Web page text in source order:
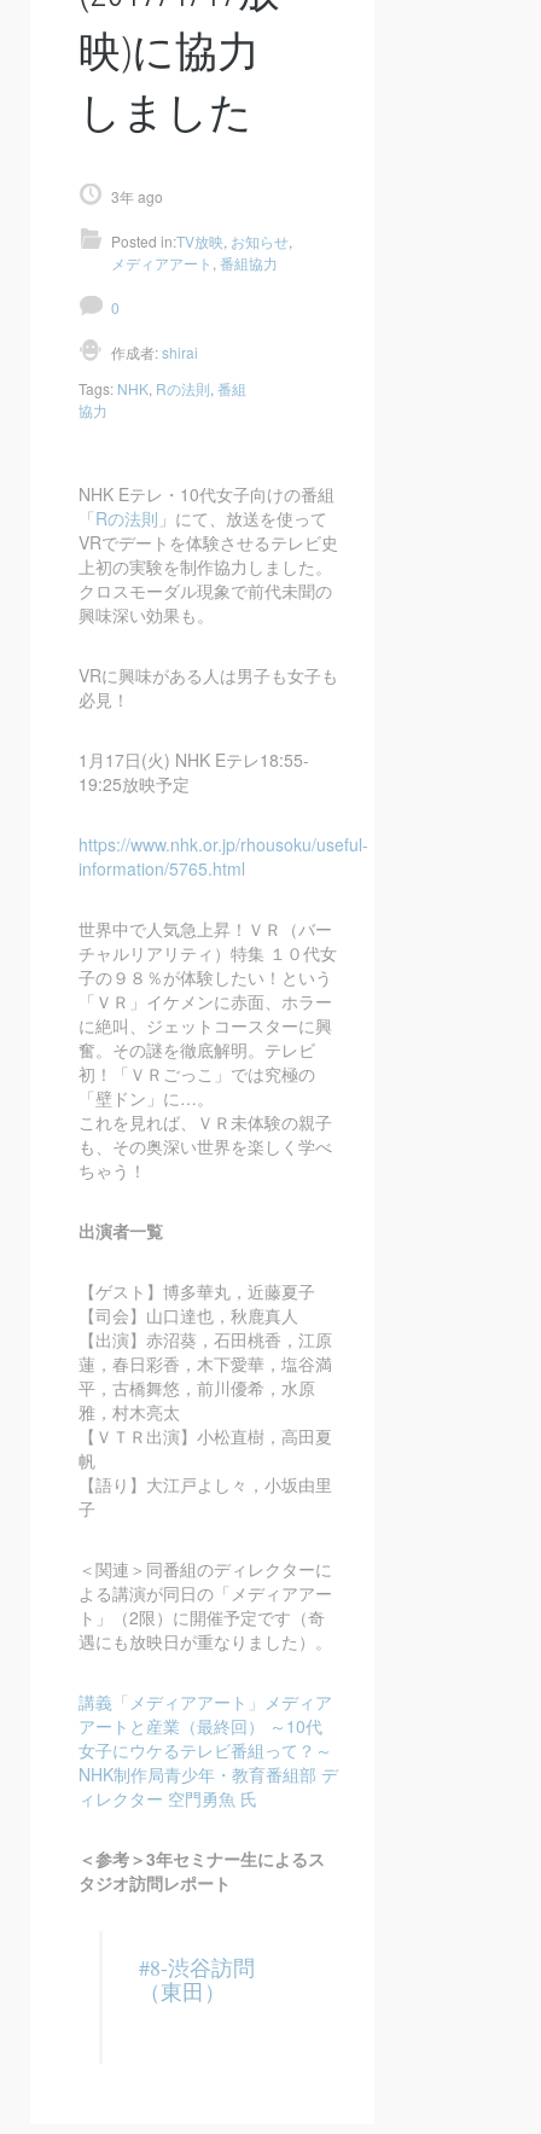
映)に協力
しました
3年 ago
Posted in:TV放映 お知らせ
メディアアート 番組協力
0
作成者:shirai
Tags: NHK Rの法則 番組
協力
NHK Eテレ・10代女子向けの番組
「Rの法則 」にて、放送を使って
VRでデートを体験させるテレ ビ史
上初の実験を制作協力しました。
クロスモーダル現象で前代未聞の
興味深い効果も。
VRに興味がある人は男子も女子も
必見！
1 月 17日(火) NHK Eテレ18:55-
19:25放映予定
https://www.nhk.or.jp/rhousoku/useful-
information/5765.html
世界中で人気急上昇！ＶＲ（バー
チャルリアリティ）特集 １０代女
子の９８％が体験したい！という
「ＶＲ」イケメンに赤面、ホラー
に絶叫、ジェットコースターに興
奮。その謎を徹底解明。テレビ
初！「ＶＲごっこ」では究極の
「壁ドン」に…。
これを見れば、ＶＲ未体験の親子
も、その奥深い世界を楽しく学べ
ちゃう！
出演者一覧
【ゲスト】博多華丸，近藤夏子
【司会】山口達也，秋鹿真人
【出演】赤沼葵，石田桃香，江原
蓮，春日彩香，木下愛華，塩谷満
平，古橋舞悠，前川優希，水原
雅，村木亮太
【ＶＴＲ出演】小松直樹，高田夏
帆
【語り】大江戸よし々，小坂由里
子
＜関連＞同番組のディレクターに
よる講演が同日の「メディアアー
ト」（2限）に開催予定です（奇
遇にも放映日が重なりました）。
講義「メディアアート」メディア
アートと産業（最終回） ～10代
女子にウケるテレビ番組って？～
NHK制作局青少年・教育番組部 デ
ィレクター 空門勇魚 氏
＜参考＞3年セミナー生によるス
タジオ訪問レポート
#8-渋谷訪問
（東田）